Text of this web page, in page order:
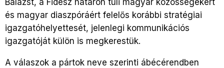
és magyar diaszpóráért felelős korábbi stratégiai
igazgatóhelyettesét, jelenlegi kommunikációs
igazgatóját külön is megkerestük.
A válaszok a pártok neve szerinti ábécérendben